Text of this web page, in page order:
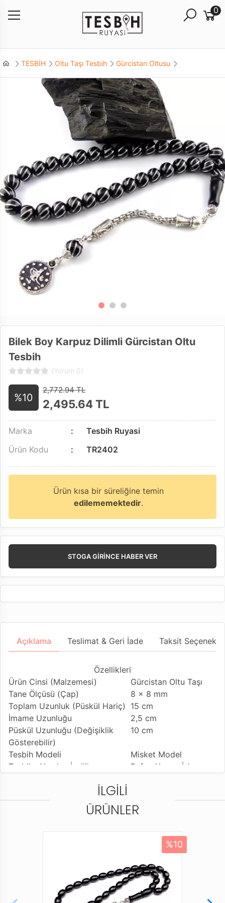
0
TESBİH Oltu Taşı Tesbih Gürcistan Oltusu
Bilek Boy Karpuz Dilimli Gürcistan Oltu
Tesbih
(Yorum 0)
%10
2,772.94 TL
2,495.64TL
Marka
Tesbih Ruyasi
Ürün Kodu
TR2402
Ürün kısa bir süreliğine temin
edilememektedir.
STOGA GIRINCE HABER VER
Açıklama Teslimat & Geri İade Taksit
Özellikleri
Ürün Cinsi (Malzemesi)
Gürcistan Oltu Taşı
Tane Ölçüsü (Çap)
8 x 8 mm
Toplam Uzunluk (Püskül Hariç)
15 cm
İmame Uzunluğu
2,5 cm
Püskül Uzunluğu (Değişiklik
Gösterebilir)
10 cm
Tesbih Modeli
Misket Model
Tesbihe Yapılan İşçilik
Bafon Yarma İşleme
Tesbihi Çekme Özelliği
Tekli ve Çiftli Çekime
Standart Tesbih İpi
Dayanıklı Tesbih
Kutusu
Ürün Açıklaması
* Gürcistan Oltu Taşı olarak bilinen Gürcistan Oltusu,
İLGILI
ÜRÜNLER
%10